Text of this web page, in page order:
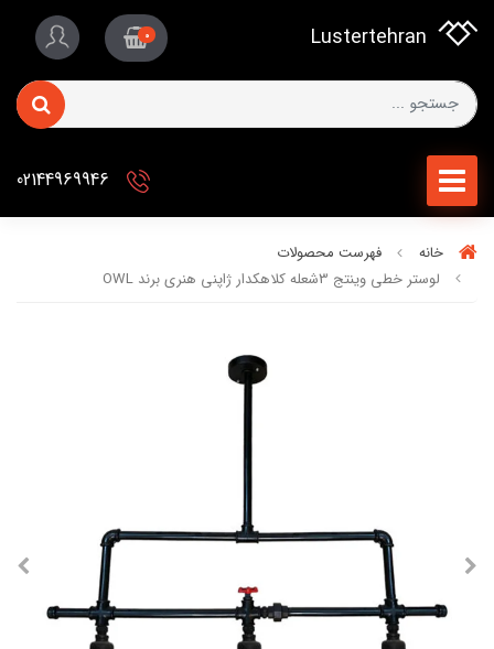
Lustertehran
0
خانه
فهرست محصولات
لوستر خطی وینتج 3شعله کلاهکدار ژاپنی هنری برند OWL